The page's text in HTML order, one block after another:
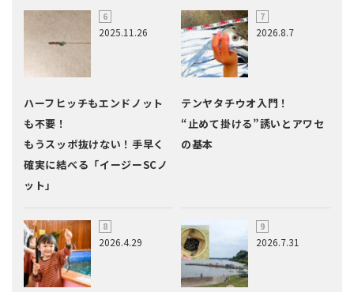
2025.11.26
ハーフヒッチもエンドノット
も不要！
もうスッポ抜けない！手早く
確実に結べる「イージーSCノ
ット」
2026.8.7
テンヤタチウオ入門！
“止めて掛ける”誘いとアワセ
の基本
2026.4.29 2026.7.31